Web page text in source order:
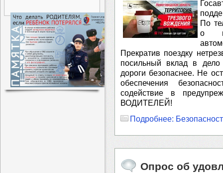
По
о
Прекратив поездку
посильный вклад в
дороги безопаснее. Не
обеспечения
содействие в
ВОДИТЕЛЕЙ!
Подробнее:
Опрос об